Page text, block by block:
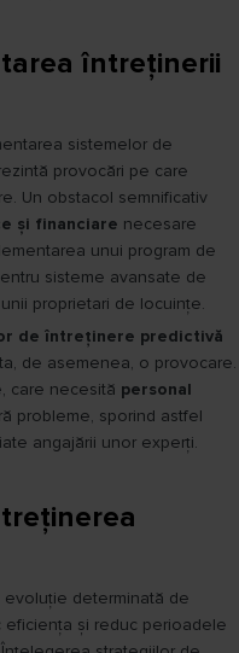
întreținerii
sistemelor de
provocări pe care
Un obstacol semnificativ
și financiare necesare
unui program de
sisteme avansate de
proprietari de locuințe.
de întreținere predictivă
de asemenea, o provocare.
care necesită personal
probleme, sporind astfel
angajării unor experți.
evoluție determinată de
eficiența și reduc perioadele